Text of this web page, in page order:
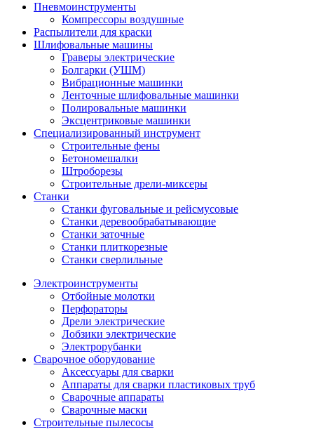
Пневмоинструменты
Компрессоры воздушные
Распылители для краски
Шлифовальные машины
Граверы электрические
Болгарки (УШМ)
Вибрационные машинки
Ленточные шлифовальные машинки
Полировальные машинки
Эксцентриковые машинки
Специализированный инструмент
Строительные фены
Бетономешалки
Штроборезы
Строительные дрели-миксеры
Станки
Станки фуговальные и рейсмусовые
Станки деревообрабатывающие
Станки заточные
Станки плиткорезные
Станки сверлильные
Электроинструменты
Отбойные молотки
Перфораторы
Дрели электрические
Лобзики электрические
Электрорубанки
Сварочное оборудование
Аксессуары для сварки
Аппараты для сварки пластиковых труб
Сварочные аппараты
Сварочные маски
Строительные пылесосы